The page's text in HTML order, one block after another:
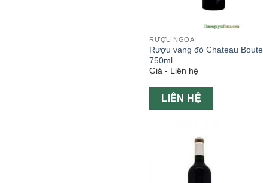
RƯỢU NGOẠI
Rượu vang đỏ Chateau
750ml
Giá - Liên hệ
LIÊN HỆ